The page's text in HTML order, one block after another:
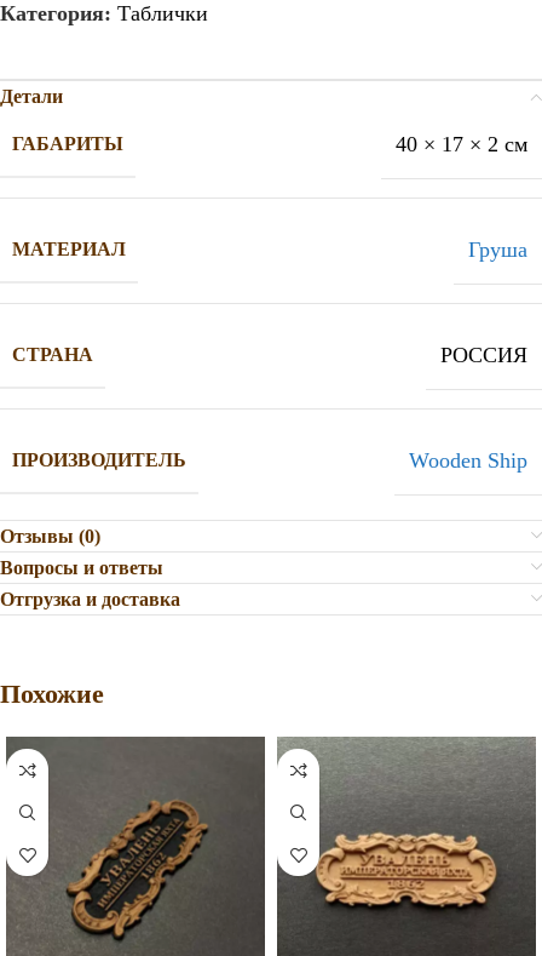
Категория: Таблички
Детали
ГАБАРИТЫ 40 × 17 × 2 см
МАТЕРИАЛ Груша
СТРАНА РОССИЯ
ПРОИЗВОДИТЕЛЬ Wooden Ship
Отзывы (0)
Вопросы и ответы
Отгрузка и доставка
Похожие